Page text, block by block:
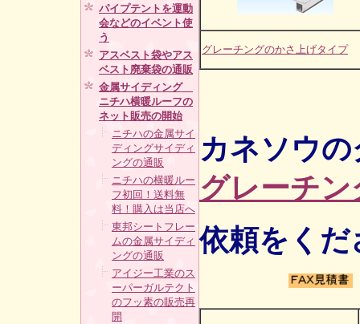
パイプテントを運動
会などのイベント使
う
アスベスト袋やアス
ベスト廃棄袋の通販
金属サイディング
ニチハ横暖ルーフの
ネット販売の開始
ニチハの金属サイ
ディングサイディ
ングの通販
ニチハの横暖ルー
フ初回！送料無
料！購入は当店へ
東邦シートフレー
ムの金属サイディ
ングの通販
アイジー工業のス
ーパーガルテクト
のフッ素の販売再
開
グレーチングのかさ上げタイプ
カネソウ
グレーチ
依頼をくだ